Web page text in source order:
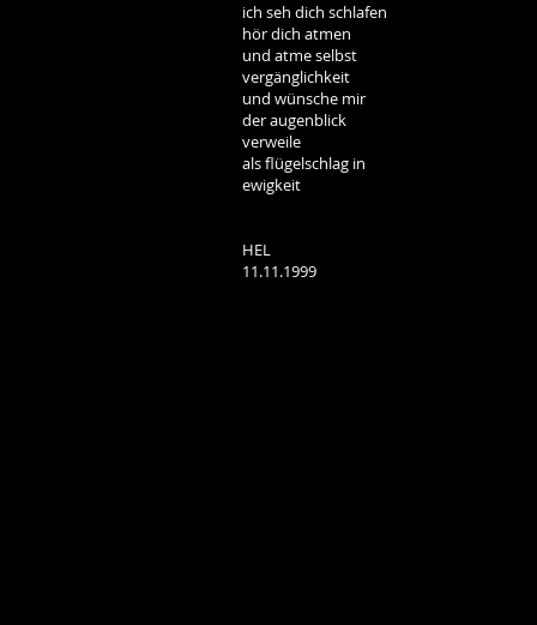
ich seh dich schlafen
hör dich atmen
und atme selbst
vergänglichkeit
und wünsche mir
der augenblick
verweile
als flügelschlag in
ewigkeit
HEL
11.11.1999